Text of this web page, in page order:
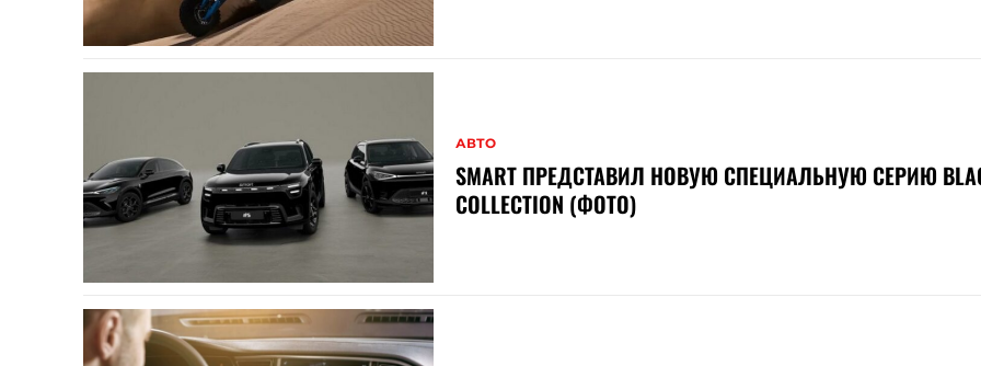
АВТО
SMART ПРЕДСТАВИЛ НОВУЮ СПЕЦИАЛЬНУЮ СЕРИЮ
COLLECTION (ФОТО)